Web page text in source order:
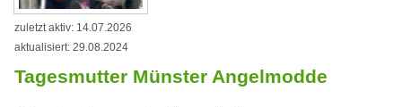
zuletzt aktiv: 14.07.2026
aktualisiert: 29.08.2024
Tagesmutter Münster Angelmodde